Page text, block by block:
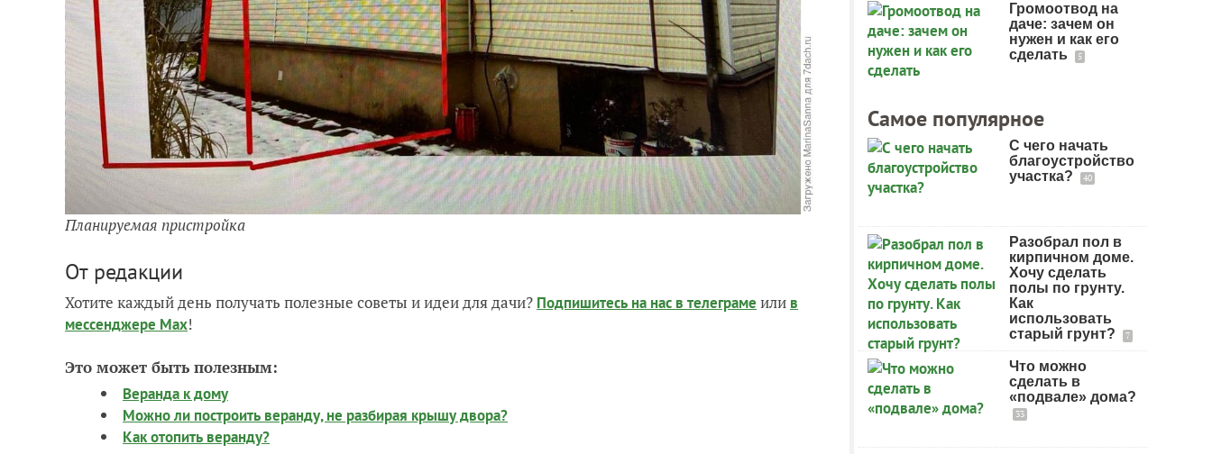
Планируемая пристройка
От редакции
Хотите каждый день получать полезные советы и идеи для дачи? Подпишитесь на нас в телеграме или в
мессенджере Max!
Это может быть полезным:
Веранда к дому
Можно ли построить веранду, не разбирая крышу двора?
Как отопить веранду?
Громоотвод на
даче: зачем он
нужен и как его
сделать
5
Самое популярное
С чего начать
благоустройство
участка?
40
Разобрал пол в
кирпичном доме.
Хочу сделать
полы по грунту.
Как
использовать
старый грунт?
7
Что можно
сделать в
«подвале» дома?
33